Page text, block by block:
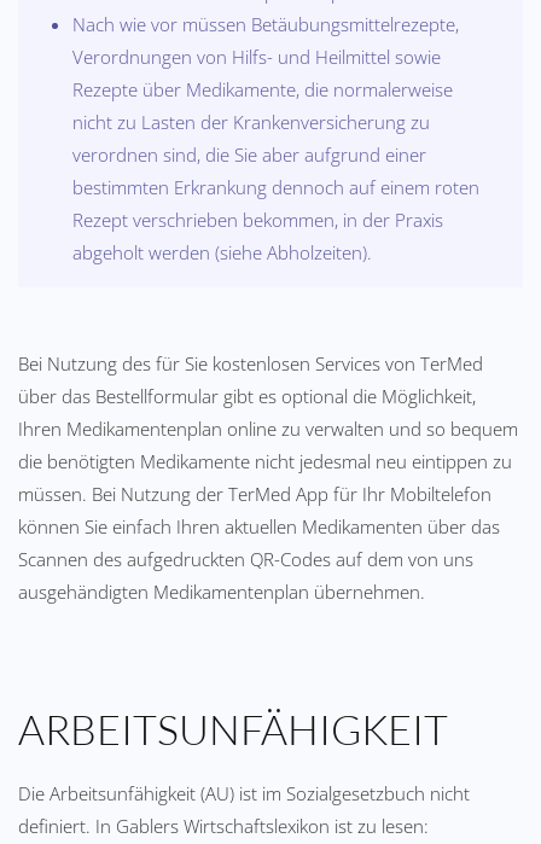
Nach wie vor müssen Betäubungsmittelrezepte,
Verordnungen von Hilfs- und Heilmittel sowie
Rezepte über Medikamente, die normalerweise
nicht zu Lasten der Krankenversicherung zu
verordnen sind, die Sie aber aufgrund einer
bestimmten Erkrankung dennoch auf einem roten
Rezept verschrieben bekommen, in der Praxis
abgeholt werden (siehe Abholzeiten).
Bei Nutzung des für Sie kostenlosen Services von TerMed
über das Bestellformular gibt es optional die Möglichkeit,
Ihren Medikamentenplan online zu verwalten und so bequem
die benötigten Medikamente nicht jedesmal neu eintippen zu
müssen. Bei Nutzung der TerMed App für Ihr Mobiltelefon
können Sie einfach Ihren aktuellen Medikamenten über das
Scannen des aufgedruckten QR-Codes auf dem von uns
ausgehändigten Medikamentenplan übernehmen.
ARBEITSUNFÄHIGKEIT
Die Arbeitsunfähigkeit (AU) ist im Sozialgesetzbuch nicht
definiert. In Gablers Wirtschaftslexikon ist zu lesen: